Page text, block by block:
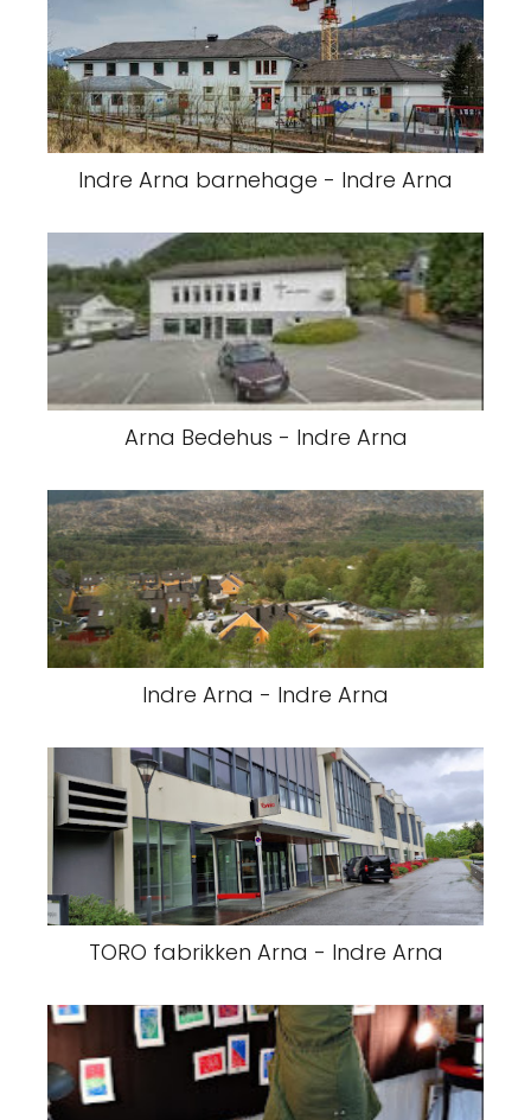
Indre Arna barnehage - Indre Arna
Arna Bedehus - Indre Arna
Indre Arna - Indre Arna
TORO fabrikken Arna - Indre Arna